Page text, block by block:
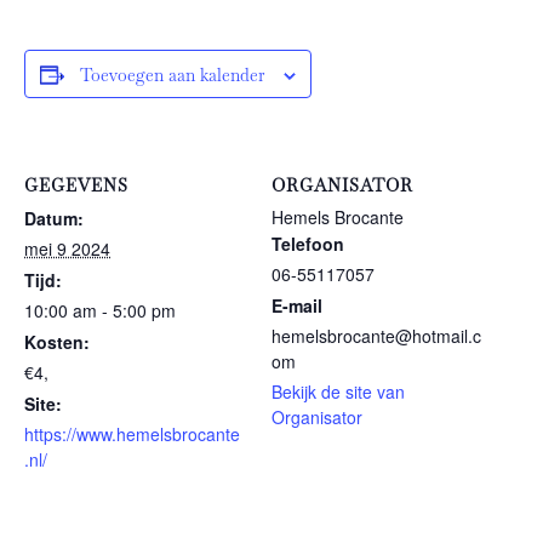
Toevoegen aan kalender
GEGEVENS
Datum:
mei 9 2024
Tijd:
10:00 am - 5:00 pm
Kosten:
€4,
Site:
https://www.hemelsbrocante
.nl/
ORGANISATOR
Hemels Brocante
Telefoon
06-55117057
E-mail
hemelsbrocante@hotmail.c
om
Bekijk de site van
Organisator